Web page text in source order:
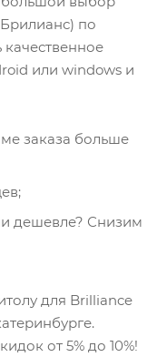
по
или windows и
заказа больше
дешевле? Снизим
для Brilliance
от 5% до 10%!